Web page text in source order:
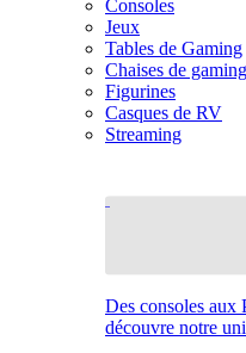
Consoles
Jeux
Tables de Gaming
Chaises de gaming
Figurines
Casques de RV
Streaming
Des consoles aux
découvre notre